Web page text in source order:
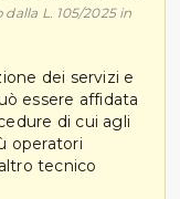
L. 105/2025 in
dei servizi e
essere affidata
di cui agli
operatori
tecnico